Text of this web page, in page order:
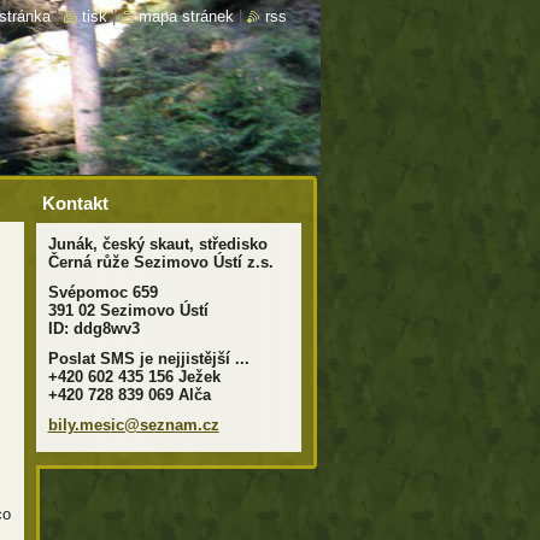
Kontakt
Junák, český skaut, středisko
Černá růže Sezimovo Ústí z.s.
Svépomoc 659
391 02 Sezimovo Ústí
ID: ddg8wv3
Poslat SMS je nejjistější ...
+420 602 435 156 Ježek
+420 728 839 069 Alča
bily.mesic@seznam.cz
| tisk | mapa stránek | rss